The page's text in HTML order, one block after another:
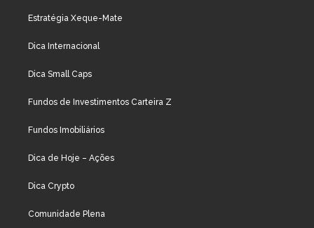
Estratégia Xeque-Mate
Dica Internacional
Dica Small Caps
Fundos de Investimentos Carteira Z
Fundos Imobiliários
Dica de Hoje – Ações
Dica Crypto
Comunidade Plena